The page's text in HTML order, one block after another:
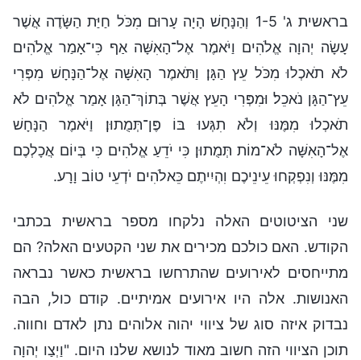
בראשית ג' 1-5 וְהַנָּחָשׁ הָיָה עָרוּם מִכֹּל חַיַּת הַשָּׂדֶה אֲשֶׁר
עָשָׂה יְהוָה אֱלֹהִים וַיֹּאמֶר אֶל־הָאִשָּׁה אַף כִּי־אָמַר אֱלֹהִים
לֹא תֹאכְלוּ מִכֹּל עֵץ הַגָּן׃ וַתֹּאמֶר הָאִשָּׁה אֶל־הַנָּחָשׁ מִפְּרִי
עֵץ־הַגָּן נֹאכֵל׃ וּמִפְּרִי הָעֵץ אֲשֶׁר בְּתוֹךְ־הַגָּן אָמַר אֱלֹהִים לֹא
תֹאכְלוּ מִמֶּנּוּ וְלֹא תִגְּעוּ בּוֹ פֶּן־תְּמֻתוּן׃ וַיֹּאמֶר הַנָּחָשׁ
אֶל־הָאִשָּׁה לֹא־מוֹת תְּמֻתוּן׃ כִּי יֹדֵעַ אֱלֹהִים כִּי בְּיוֹם אֲכָלְכֶם
מִמֶּנּוּ וְנִפְקְחוּ עֵינֵיכֶם וִהְיִיתֶם כֵּאלֹהִים יֹדְעֵי טוֹב וָרָע.
שני הציטוטים האלה נלקחו מספר בראשית בכתבי
הקודש. האם כולכם מכירים את שני הקטעים האלה? הם
מתייחסים לאירועים שהתרחשו בראשית כאשר נבראה
האנושות. אלה היו אירועים אמיתיים. קודם כול, הבה
נבדוק איזה סוג של ציווי יהוה אלוהים נתן לאדם וחווה.
תוכן הציווי הזה חשוב מאוד לנושא שלנו היום. "וַיְצַו יְהוָה